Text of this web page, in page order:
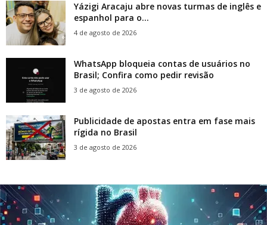
Yázigi Aracaju abre novas turmas de inglês e
espanhol para o...
4 de agosto de 2026
WhatsApp bloqueia contas de usuários no
Brasil; Confira como pedir revisão
3 de agosto de 2026
Publicidade de apostas entra em fase mais
rígida no Brasil
3 de agosto de 2026